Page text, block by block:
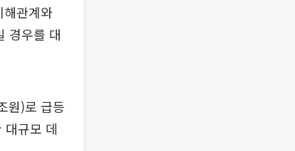
관계와
경우를 대
원)로 급등
대규모 데